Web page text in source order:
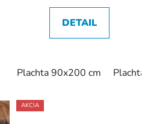
DETAIL
Plachta 90x200 cm
AKCIA